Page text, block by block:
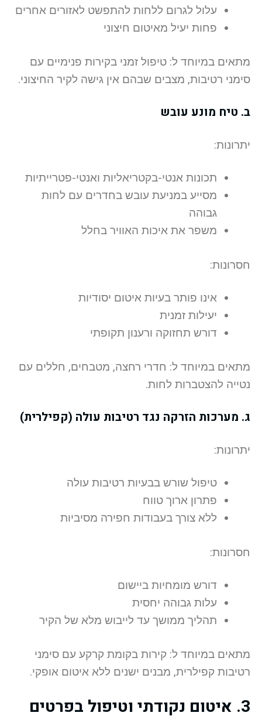
עלול לגרום ללחות להתפשט לאזורים אחרים
פחות יעיל מאיטום חיצוני
מתאים במיוחד ל: טיפול זמני בקירות פנימיים עם
סימני רטיבות, מצבים שבהם אין גישה לקיר החיצוני.
ב. טיח מונע עובש
יתרונות:
תכונות אנטי-בקטריאליות ואנטי-פטרייתיות
מסייע במניעת עובש בחדרים עם לחות
גבוהה
משפר את איכות האוויר בחלל
חסרונות:
אינו פותר בעיות איטום יסודיות
יעילות זמנית
דורש תחזוקה ורענון תקופתי
מתאים במיוחד ל: חדרי רחצה, מטבחים, חללים עם
נטייה להצטברות לחות.
ג. מערכות הזרקה נגד רטיבות עולה (קפילרית)
יתרונות:
טיפול שורש בבעיות רטיבות עולה
פתרון ארוך טווח
ללא צורך בעבודות חפירה מסיביות
חסרונות:
דורש מומחיות ביישום
עלות גבוהה יחסית
תהליך ממושך עד לייבוש מלא של הקיר
מתאים במיוחד ל: קירות בקומת קרקע עם סימני
רטיבות קפילרית, מבנים ישנים ללא איטום אופקי.
3. איטום נקודתי וטיפול בפרטים